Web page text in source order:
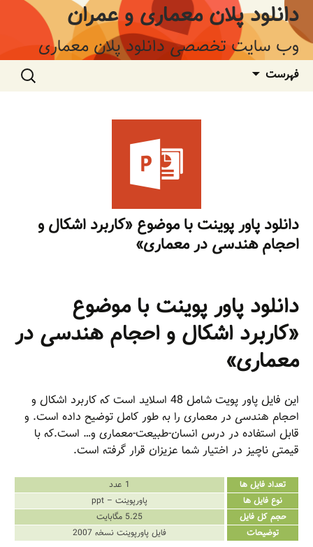
رفتن
نوشته‌ها
دانلود پلان معماری و عمران
وب سایت تخصصی دانلود پلان معماری
فهرست
جستجو
برای:
دانلود پاور پوینت با موضوع «کاربرد اشکال و
احجام هندسی در معماری»
دانلود پاور پوینت با موضوع
«کاربرد اشکال و احجام هندسی در
معماری»
این فایل پاور پویت شامل 48 اسلاید است که کاربرد اشکال و
احجام هندسی در معماری را به طور کامل توضیح داده است. و
قابل استفاده در درس انسان-طبیعت-معماری و… است.که با
قیمتی ناچیز در اختیار شما عزیزان قرار گرفته است.
تعداد فایل ها
1 عدد
نوع فایل ها
پاورپوینت – ppt
حجم کل فایل
5.25 مگابایت
توضیحات
فایل پاورپوینت نسخه 2007